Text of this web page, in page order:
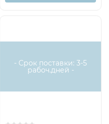
- Срок поставки: 3-5
рабоч.дней -